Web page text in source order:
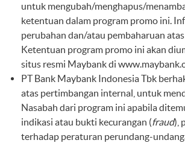
untuk mengubah/menghapus/
ketentuan dalam program promo ini.
perubahan dan/atau pembaharuan
Ketentuan program promo ini akan
situs resmi Maybank di
PT Bank Maybank Indonesia Tbk
atas pertimbangan internal, untuk
Nasabah dari program ini apabila
indikasi atau bukti kecurangan (fraud),
terhadap peraturan perundang-